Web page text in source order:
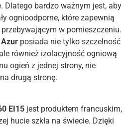
Dlatego bardzo ważnym jest, aby
ognioodporne, które zapewnią
w pomieszczeniu.
posiada nie tylko szczelność
również izolacyjność ogniową
ogień z jednej strony, nie
drugą stronę.
EI15 jest produktem francuskim,
hucie szkła na świecie. Dzięki